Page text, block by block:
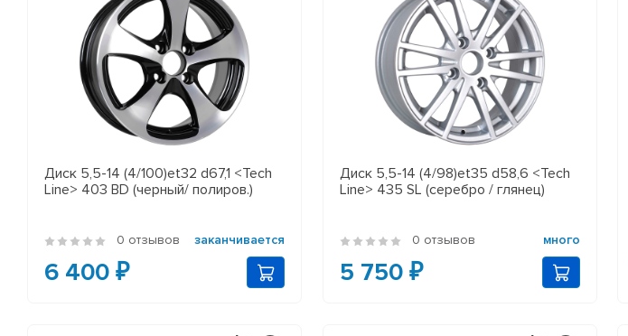
Диск 5,5-14 (4/100)et32 d67,1 <Tech
Line> 403 BD (черный/ полиров.)
0 отзывов заканчивается
6 400 ₽
Диск 5,5-14 (4/98)et35 d58,6 <Tech
Line> 435 SL (серебро / глянец)
0 отзывов много
5 750 ₽